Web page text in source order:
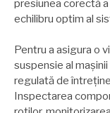
presiunea corectă a
echilibru optim al
Pentru a asigura o
suspensie al
regulată de
Inspectarea